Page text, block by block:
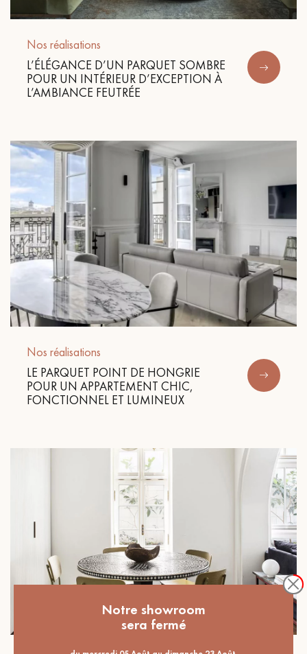
Nos réalisations
L’ÉLÉGANCE D’UN PARQUET SOMBRE
POUR UN INTÉRIEUR D’EXCEPTION À
L’AMBIANCE FEUTRÉE
Nos réalisations
LE PARQUET POINT DE HONGRIE
POUR UN APPARTEMENT CHIC,
FONCTIONNEL ET LUMINEUX
Notre showroom
sera fermé